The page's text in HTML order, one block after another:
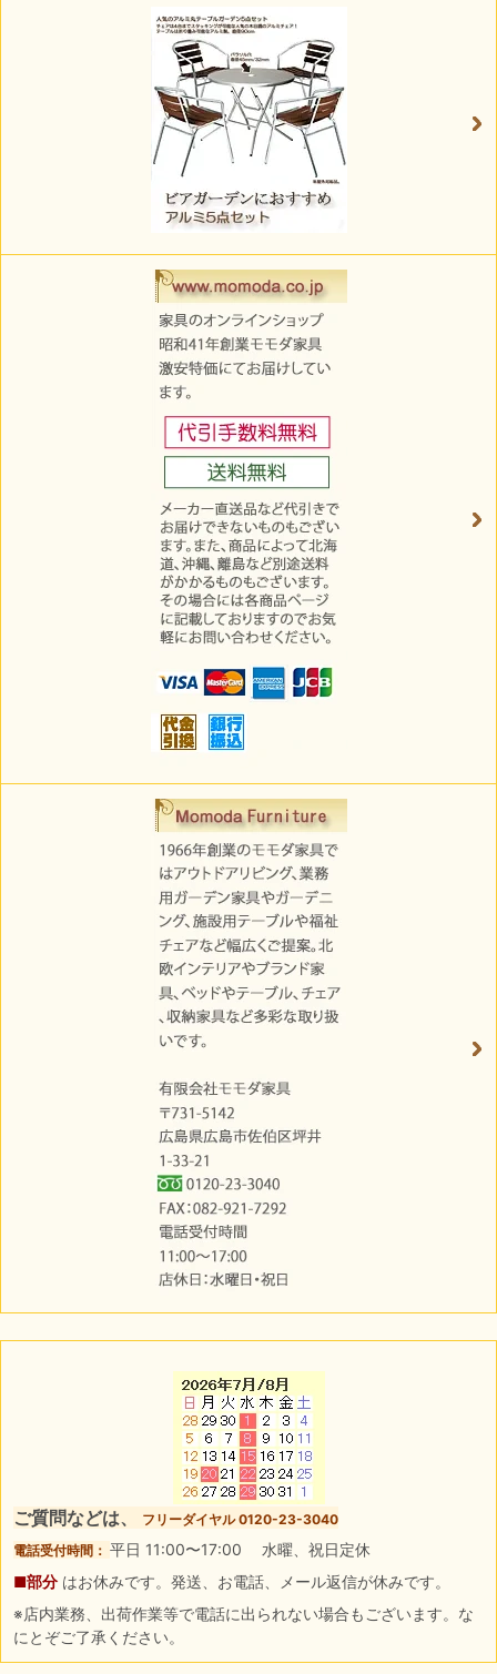
ご質問などは、
フリーダイヤル 0120-23-3040
電話受付時間： 平日 11:00〜17:00 水曜、祝日定休
■部分 はお休みです。発送、お電話、メール返信が休みです。
※店内業務、出荷作業等で電話に出られない場合もございます。な
にとぞご了承ください。